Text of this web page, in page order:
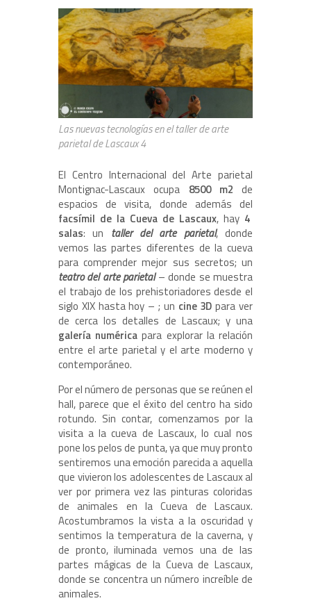
Las nuevas tecnologías en el taller de arte
parietal de Lascaux 4
El Centro Internacional del Arte parietal
Montignac-Lascaux ocupa 8500 m2 de
espacios de visita, donde además del
facsímil de la Cueva de Lascaux, hay 4
salas: un taller del arte parietal, donde
vemos las partes diferentes de la cueva
para comprender mejor sus secretos; un
teatro del arte parietal– donde se muestra
el trabajo de los prehistoriadores desde el
siglo XIX hasta hoy – ; un cine 3D para ver
de cerca los detalles de Lascaux; y una
galería numérica para explorar la relación
entre el arte parietal y el arte moderno y
contemporáneo.
Por el número de personas que se reúnen el
hall, parece que el éxito del centro ha sido
rotundo. Sin contar, comenzamos por la
visita a la cueva de Lascaux, lo cual nos
pone los pelos de punta, ya que muy pronto
sentiremos una emoción parecida a aquella
que vivieron los adolescentes de Lascaux al
ver por primera vez las pinturas coloridas
de animales en la Cueva de Lascaux.
Acostumbramos la vista a la oscuridad y
sentimos la temperatura de la caverna, y
de pronto, iluminada vemos una de las
partes mágicas de la Cueva de Lascaux,
donde se concentra un número increíble de
animales.